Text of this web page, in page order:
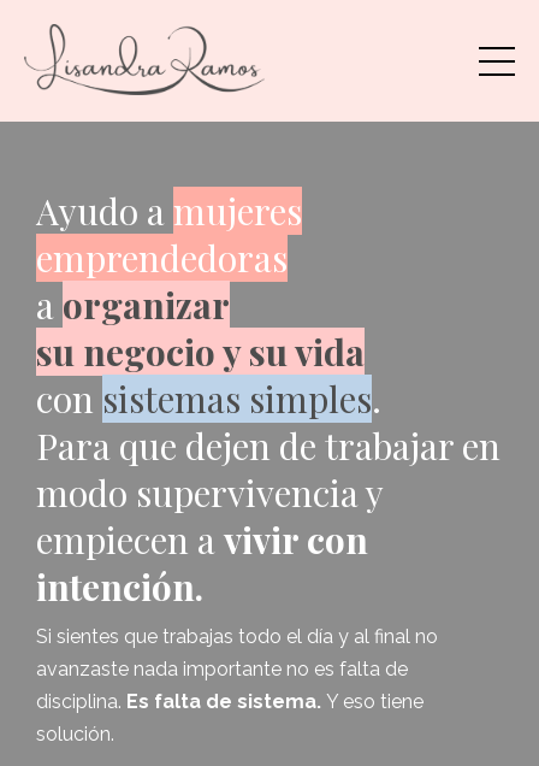
Ayudo amujeres
emprendedoras
a organizar
su negocio y su vida
con sistemas simples.
Para que dejen de trabajar en
modo supervivencia y
empiecen avivir con
intención.
Si sientes que trabajas todo el día y al final no
avanzaste nada importante no es falta de
disciplina. Es falta de sistema. Y eso tiene
solución.